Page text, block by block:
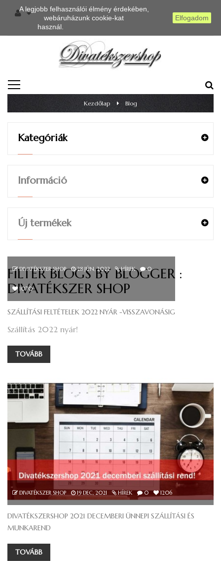
A legjobb felhasználói élmény érdekében,
webáruházunk cookie-kat
használ.
Elfogadom
TOGGLE
NAVIGATION
Kezdőlap > Blog
Kategóriák
Információ
Új termékek
FILTER BLOGS BY BLOGGER :
DIVATÉKSZER SHOP
DIVATÉKSZER SHOP 28JÚN, 2022 HÍREK 0
1070
SZÁLLÍTÁSI FELTÉTELEK 2022 NYÁR -VISSZAVONÁSIG
Szállítás 2022 nyár!
TOVÁBB
DIVATÉKSZER SHOP 19 DEC, 2021 HÍREK 0 1206
DIVATÉKSZERSHOP 2021 DECEMBERI ÜNNEPI SZÁLLÍTÁSI ÉS
MUNKAREND
TOVÁBB